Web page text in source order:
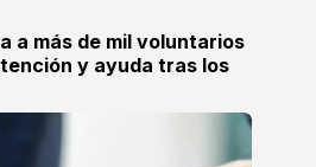
a más de mil voluntarios
y ayuda tras los